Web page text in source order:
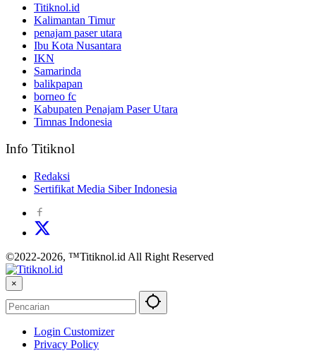
Titiknol.id
Kalimantan Timur
penajam paser utara
Ibu Kota Nusantara
IKN
Samarinda
balikpapan
borneo fc
Kabupaten Penajam Paser Utara
Timnas Indonesia
Info Titiknol
Redaksi
Sertifikat Media Siber Indonesia
©2022-2026, ™Titiknol.id All Right Reserved
×
Login Customizer
Privacy Policy